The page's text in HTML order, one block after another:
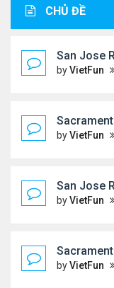
CHỦ ĐỀ
San Jose
byVietFun
byVietFun
San Jose
byVietFun
byVietFun